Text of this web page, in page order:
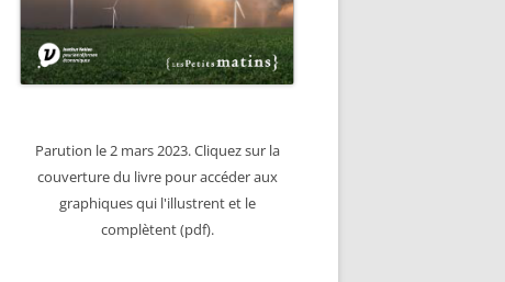
Parution le 2 mars 2023. Cliquez sur la
couverture du livre pour accéder aux
graphiques qui l'illustrent et le
complètent (pdf).